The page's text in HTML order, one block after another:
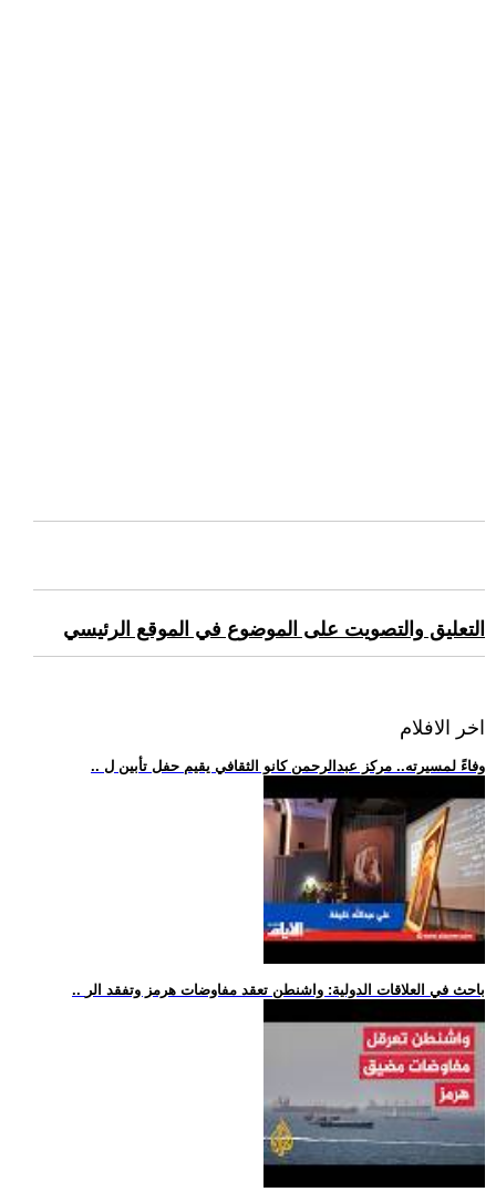
التعليق والتصويت على الموضوع في الموقع الرئيسي
اخر الافلام
.. وفاءً لمسيرته.. مركز عبدالرحمن كانو الثقافي يقيم حفل تأبين ل
.. باحث في العلاقات الدولية: واشنطن تعقد مفاوضات هرمز وتفقد الر